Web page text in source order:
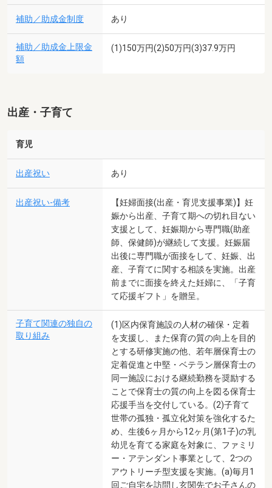
補助／助成金制度 あり
補助／助成金上限金
額
(1)150万円(2)50万円(3)37.9万円
出産・子育て
育児
出産祝い あり
出産祝い-備考
【妊婦面接(出産・育児支援事業)】妊
娠から出産、子育て期への切れ目ない
支援として、妊娠期から専門職(助産
師、保健師)が継続して支援。妊娠届
出後に専門職が面接をして、妊娠、出
産、子育てに関する相談を実施。出産
前までに面接を終えた妊婦に、「子育
て応援ギフト」を贈呈。
子育て関連の独自の
取り組み
(1)区内保育施設の人材の確保・定着
を支援し、また保育の質の向上を目的
とする研修実施の他、若年層保育士の
定着促進と中堅・ベテラン層保育士の
同一施設における継続勤務を奨励する
ことで保育士の質の向上を図る保育士
応援手当を交付している。(2)子育て
世帯の孤独・孤立化対策を強化するた
め、生後6ヶ月から12ヶ月(第1子)の乳
幼児を育てる家庭を対象に、ファミリ
ー・アテンダント事業として、2つの
アウトリーチ型支援を実施。(a)毎月1
回ご自宅を訪問し玄関先でお子さんの